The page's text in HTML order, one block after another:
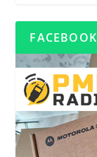
FACEBOOK